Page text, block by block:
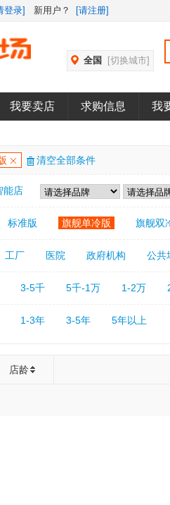
登录] 新用户？ [请注册]
全国 [切换城市]
我要卖店 求购信息 我
清空全部条件
能店
标准版 旗舰单冷版 旗舰双
工厂 医院 政府机构 公共
3-5千 5千-1万 1-2万
1-3年 3-5年 5年以上
店龄